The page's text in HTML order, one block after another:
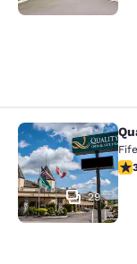
Quality Inn
29
Fife